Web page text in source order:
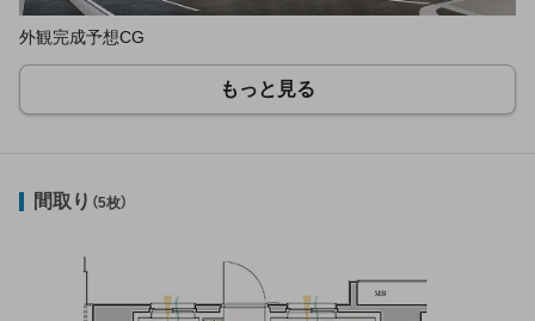
外観完成予想CG
もっと見る
間取り （5枚）